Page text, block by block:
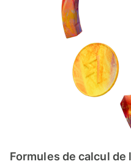
Formules de calcul de